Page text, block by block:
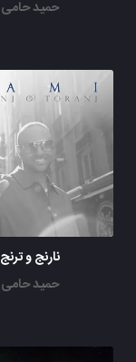
حمید حامی
نارنج و ترنج
حمید حامی